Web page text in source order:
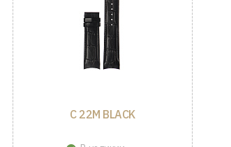
C 22M BLACK